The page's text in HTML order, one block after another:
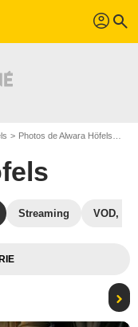
profil search
Photos de Alwara Höfels
Streaming VOD,